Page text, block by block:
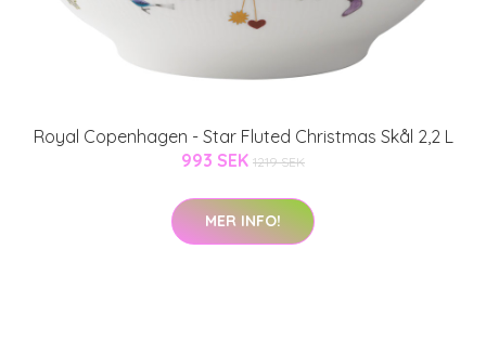
Royal Copenhagen - Star Fluted Christmas Skål 2,2 L
993 SEK 1219 SEK
MER INFO!